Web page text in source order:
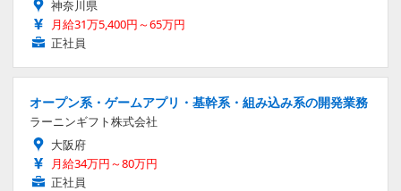
神奈川県
月給31万5,400円～65万円
正社員
オープン系・ゲームアプリ・基幹系・組み込み系の開発業務
ラーニンギフト株式会社
大阪府
月給34万円～80万円
正社員